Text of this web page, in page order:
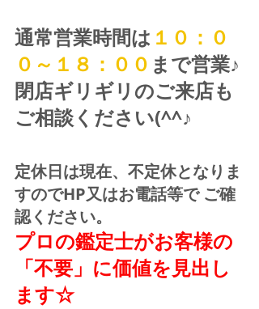
通常営業時間は １０：０
０～１８：００ まで営業♪
閉店ギリギリのご来店も
ご相談ください(^^♪
定休日は現在、不定休となりま
すのでHP又はお電話等で ご確
認ください。
プロの鑑定士がお客様の
「不要」に価値を見出し
ます☆